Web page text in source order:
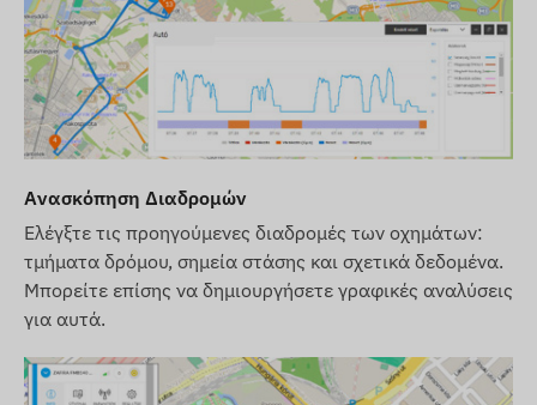
Ανασκόπηση Διαδρομών
Ελέγξτε τις προηγούμενες διαδρομές των οχημάτων:
τμήματα δρόμου, σημεία στάσης και σχετικά δεδομένα.
Μπορείτε επίσης να δημιουργήσετε γραφικές αναλύσεις
για αυτά.